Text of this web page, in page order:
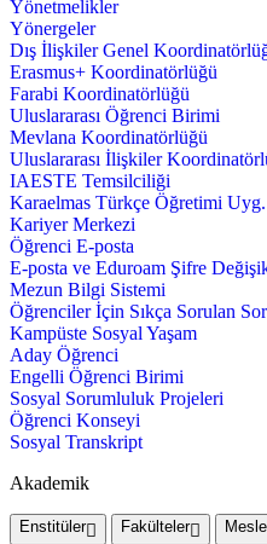
Yönetmelikler
Yönergeler
Dış İlişkiler Genel
Erasmus+ Koordinatörlüğü
Farabi Koordinatörlüğü
Uluslararası Öğrenci Birimi
Mevlana Koordinatörlüğü
Uluslararası İlişkiler
IAESTE Temsilciliği
Karaelmas Türkçe Öğretimi
Kariyer Merkezi
Öğrenci E-posta
E-posta ve Eduroam Şifre
Mezun Bilgi Sistemi
Öğrenciler İçin Sıkça Sorulan
Kampüste Sosyal Yaşam
Aday Öğrenci
Engelli Öğrenci Birimi
Sosyal Sorumluluk Projeleri
Öğrenci Konseyi
Sosyal Transkript
Akademik
Enstitüler Fakülteler